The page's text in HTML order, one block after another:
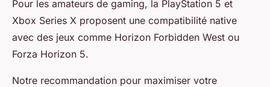
Pour les amateurs de gaming, la PlayStation 5 et
Xbox Series X proposent une compatibilité native
avec des jeux comme Horizon Forbidden West ou
Forza Horizon 5.
Notre recommandation pour maximiser votre